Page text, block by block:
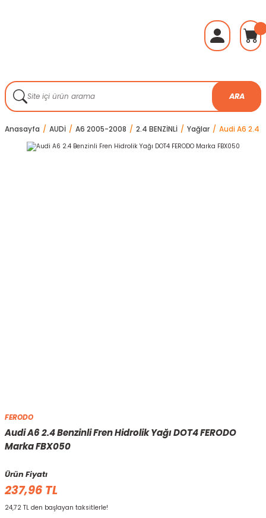
ARA
Anasayfa AUDİ A6 2005-2008 2.4 BENZİNLİ Yağlar Audi A6 2.4
FERODO
Audi A6 2.4 Benzinli Fren Hidrolik Yağı DOT4 FERODO
Marka FBX050
Ürün Fiyatı
237,96 TL
24,72 TL den başlayan taksitlerle!